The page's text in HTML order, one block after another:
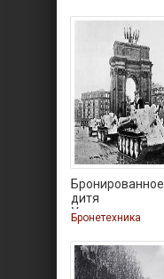
Бронированное
дитя
Уралмашзавода
Бронетехника